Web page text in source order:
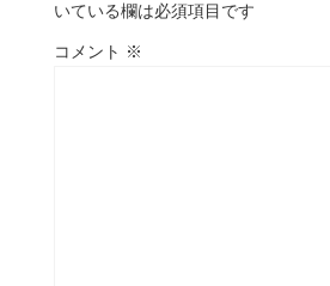
いている欄は必須項目です
コメント ※